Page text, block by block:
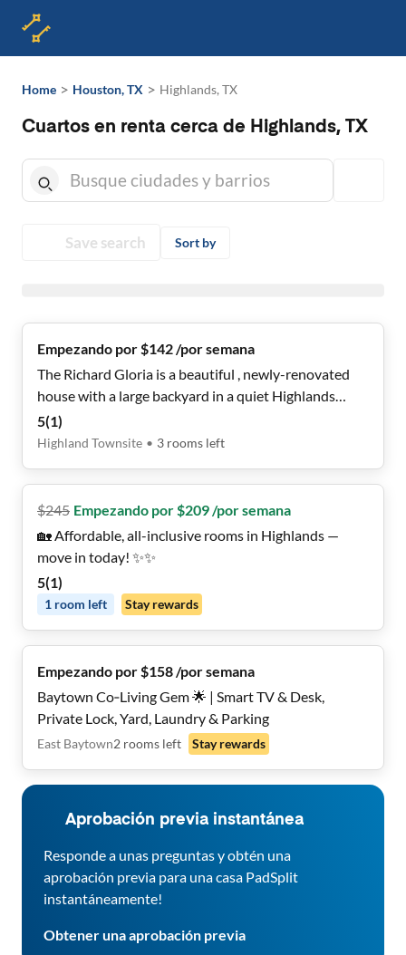
Home > Houston, TX > Highlands, TX
Cuartos en renta cerca de Highlands, TX
Save search Sort by
Empezando por $142 /por semana
The Richard Gloria is a beautiful , newly-renovated
house with a large backyard in a quiet Highlands
neighborhood.
5(1)
Highland Townsite • 3 rooms left
$245 Empezando por $209 /por semana
🏡 Affordable, all-inclusive rooms in Highlands —
move in today! ✨✨
5(1)
1 room left Stay rewards
Empezando por $158 /por semana
Baytown Co‑Living Gem 🌟 | Smart TV & Desk,
Private Lock, Yard, Laundry & Parking
East Baytown2 rooms left Stay rewards
Aprobación previa instantánea
Responde a unas preguntas y obtén una
aprobación previa para una casa PadSplit
instantáneamente!
Obtener una aprobación previa